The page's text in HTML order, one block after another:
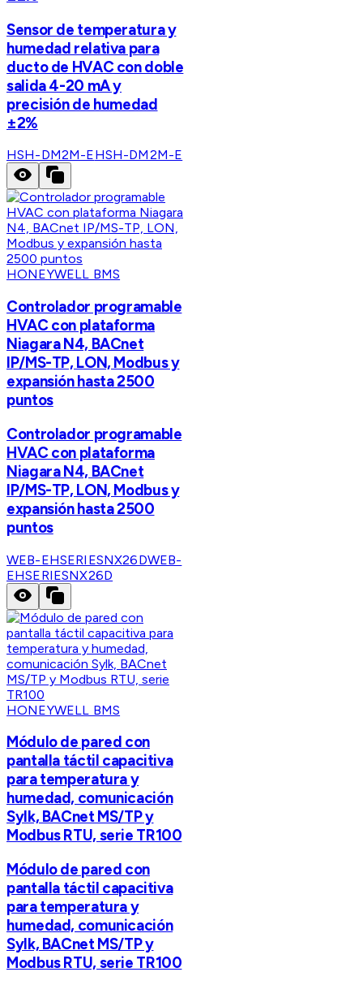
Sensor de temperatura y
humedad relativa para
ducto de HVAC con doble
salida 4-20 mA y
precisión de humedad
±2%
HSH-DM2M-EHSH-DM2M-E
HONEYWELL BMS
Controlador programable
HVAC con plataforma
Niagara N4, BACnet
IP/MS-TP, LON, Modbus y
expansión hasta 2500
puntos
Controlador programable
HVAC con plataforma
Niagara N4, BACnet
IP/MS-TP, LON, Modbus y
expansión hasta 2500
puntos
WEB-EHSERIESNX26DWEB-
EHSERIESNX26D
HONEYWELL BMS
Módulo de pared con
pantalla táctil capacitiva
para temperatura y
humedad, comunicación
Sylk, BACnet MS/TP y
Modbus RTU, serie TR100
Módulo de pared con
pantalla táctil capacitiva
para temperatura y
humedad, comunicación
Sylk, BACnet MS/TP y
Modbus RTU, serie TR100